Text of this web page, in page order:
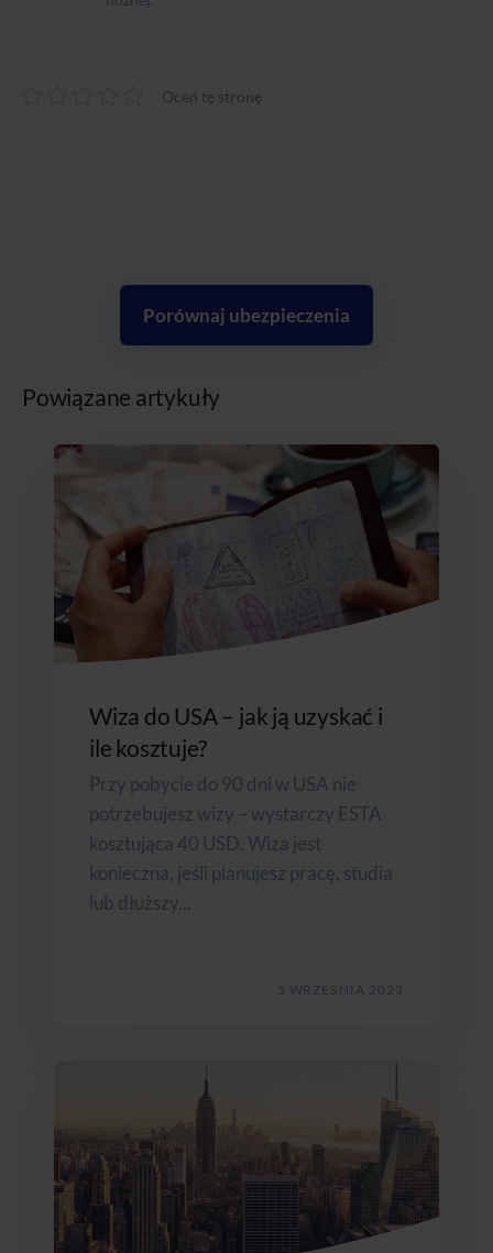
Oceń tę stronę
Porównaj ubezpieczenia
Powiązane artykuły
Wiza do USA – jak ją uzyskać i
ile kosztuje?
Przy pobycie do 90 dni w USA nie
potrzebujesz wizy – wystarczy ESTA
kosztująca 40 USD. Wiza jest
konieczna, jeśli planujesz pracę, studia
lub dłuższy...
5 WRZEŚNIA 2023